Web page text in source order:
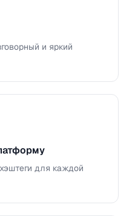
и яркий
для каждой